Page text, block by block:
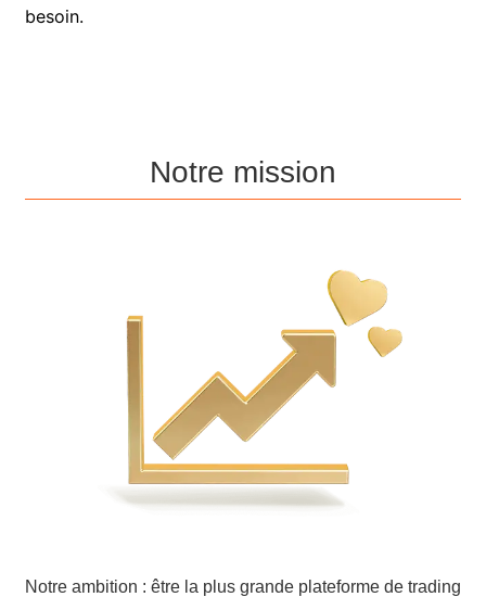
besoin.
Notre mission
Notre ambition : être la plus grande plateforme de trading